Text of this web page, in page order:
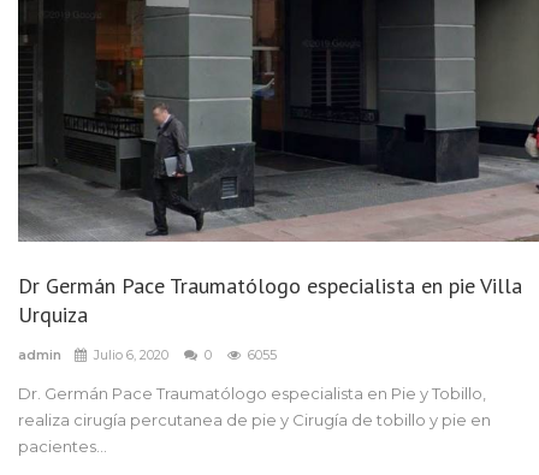
Dr Germán Pace Traumatólogo especialista en pie Villa
Urquiza
admin Julio 6, 2020 0 6055
Dr. Germán Pace Traumatólogo especialista en Pie y Tobillo,
realiza cirugía percutanea de pie y Cirugía de tobillo y pie en
pacientes...